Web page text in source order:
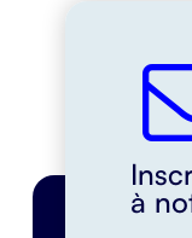
à